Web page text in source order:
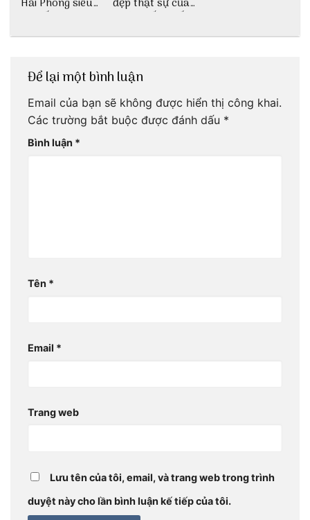
chi tiết dành cho di tích cấp quốc
Để lại một bình luận
Email của bạn sẽ không được hiển thị công khai.
Các trường bắt buộc được đánh dấu *
Bình luận *
Tên *
Email *
Trang web
Lưu tên của tôi, email, và trang web trong trình
duyệt này cho lần bình luận kế tiếp của tôi.